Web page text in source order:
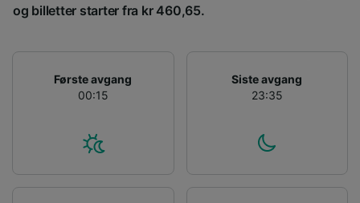
og billetter starter fra kr 460,65.
Første avgang
00:15
Siste avgang
23:35
We and our partners process data to provide:
device characteristics for identification. Store
Personalised advertising and content,
advertising and content measurement,
List of Partners